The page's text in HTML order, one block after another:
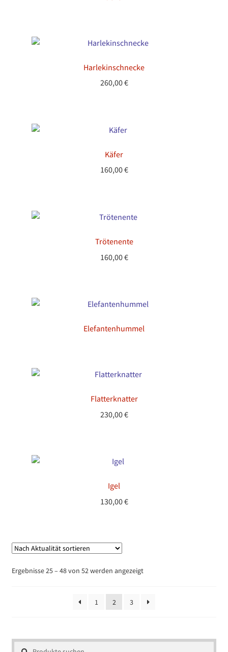
Harlekinschnecke
260,00€
Käfer
160,00€
Trötenente
160,00€
Elefantenhummel
Flatterknatter
230,00€
Igel
130,00€
Ergebnisse 25 – 48 von 52 werden angezeigtNach
1
2 3
Suchen
Suchen